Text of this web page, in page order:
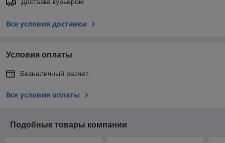
Все условия доставки
Условия оплаты
Безналичный расчет
Все условия оплаты
Подобные товары компании